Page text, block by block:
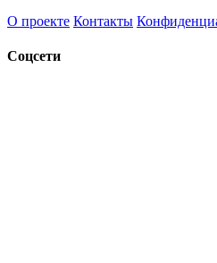
О проекте Контакты
Соцсети